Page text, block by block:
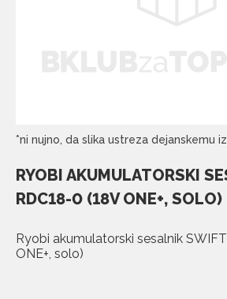
*ni nujno, da slika ustreza dejanskemu
RYOBI AKUMULATORSKI
RDC18-0 (18V ONE+, SOLO)
Ryobi akumulatorski sesalnik
ONE+, solo)